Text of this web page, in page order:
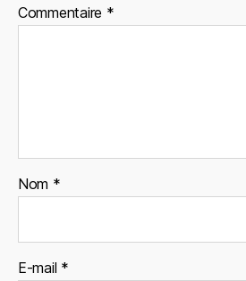
Commentaire *
Nom *
E-mail *